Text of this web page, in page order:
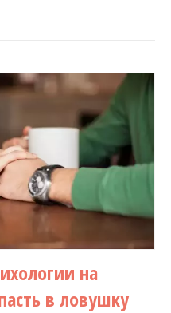
на
в ловушку